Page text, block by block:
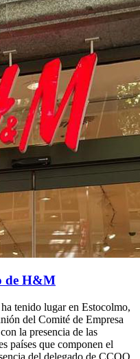
de H&M
tenido lugar en Estocolmo,
del Comité de Empresa
la presencia de las
países que componen el